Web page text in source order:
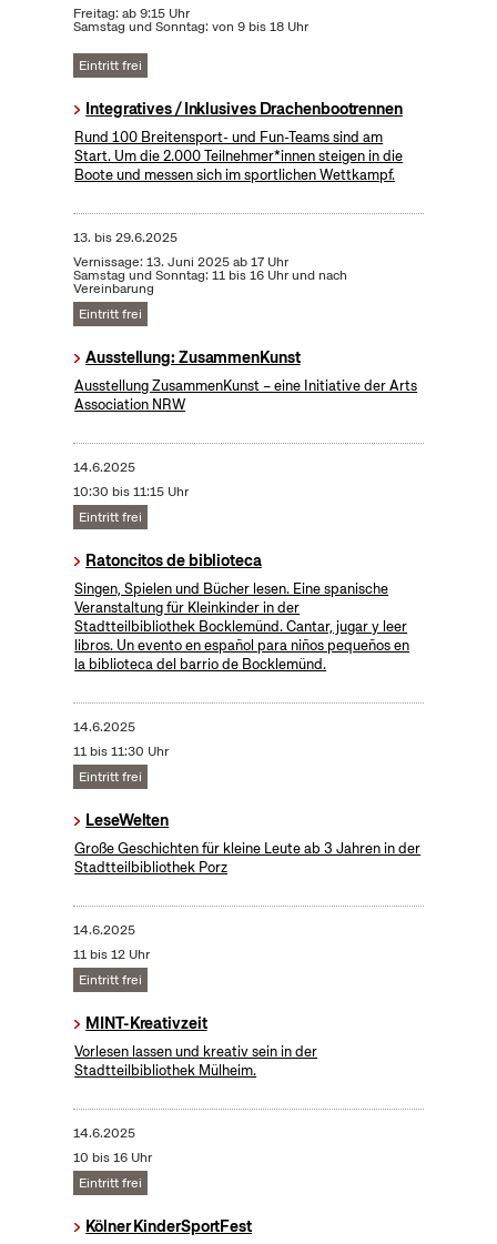
Freitag: ab 9:15 Uhr
Samstag und Sonntag: von 9 bis 18 Uhr
Eintritt frei
Integratives / Inklusives Drachenbootrennen
Rund 100 Breitensport- und Fun-Teams sind am
Start. Um die 2.000 Teilnehmer*innen steigen in die
Boote und messen sich im sportlichen Wettkampf.
13. bis29.6.2025
Vernissage: 13. Juni 2025 ab 17 Uhr
Samstag und Sonntag: 11 bis 16 Uhr und nach
Vereinbarung
Eintritt frei
Ausstellung: ZusammenKunst
Ausstellung ZusammenKunst – eine Initiative der Arts
Association NRW
14.6.2025
10:30 bis 11:15 Uhr
Eintritt frei
Ratoncitos de biblioteca
Singen, Spielen und Bücher lesen. Eine spanische
Veranstaltung für Kleinkinder in der
Stadtteilbibliothek Bocklemünd. Cantar, jugar y leer
libros. Un evento en español para niños pequeños en
la biblioteca del barrio de Bocklemünd.
14.6.2025
11 bis 11:30 Uhr
Eintritt frei
LeseWelten
Große Geschichten für kleine Leute ab 3 Jahren in der
Stadtteilbibliothek Porz
14.6.2025
11 bis 12 Uhr
Eintritt frei
MINT-Kreativzeit
Vorlesen lassen und kreativ sein in der
Stadtteilbibliothek Mülheim.
14.6.2025
10 bis 16 Uhr
Eintritt frei
Kölner KinderSportFest